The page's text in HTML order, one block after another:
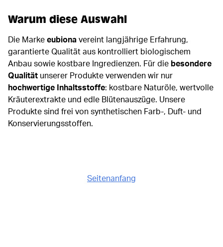
Seitenanfang
Warum diese Auswahl
Die Marke eubiona vereint langjährige Erfahrung,
garantierte Qualität aus kontrolliert biologischem
Anbau sowie kostbare Ingredienzen. Für die besondere
Qualität unserer Produkte verwenden wir nur
hochwertige Inhaltsstoffe: kostbare Naturöle, wertvolle
Kräuterextrakte und edle Blütenauszüge. Unsere
Produkte sind frei von synthetischen Farb-, Duft- und
Konservierungsstoffen.